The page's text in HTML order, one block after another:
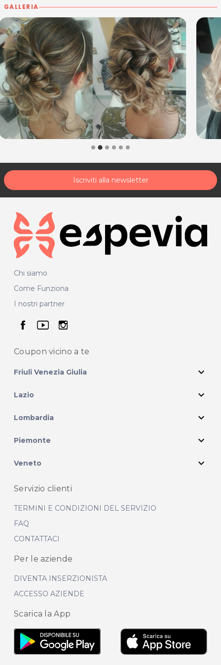
Martedì: 9.00 - 17.00
Mercoledì: 9.00 - 17.00
Giovedì: 13.00 - 21.00
Venerdì: 9.00 - 17.00
Sabato: 8.00 - 12.00
M PARRUCCHIERI
Via delle Grazie, 5
33170 Pordenone
Tel. 0434241510
P.IVA 01680430939
Per ulteriori informazioni sull'offerta o sulle modalità di
posta@espevia.it
GALLERIA
Iscriviti alla newsletter
Chi siamo
Come Funziona
I nostri partner
seguici su facebook
seguici su youtube
seguici su instagram
Coupon vicino a te
Friuli Venezia Giulia expand_more
Lazio expand_more
Lombardia expand_more
Piemonte expand_more
Veneto expand_more
Servizio clienti
TERMINI E CONDIZIONI DEL SERVIZIO
FAQ
CONTATTACI
Per le aziende
DIVENTA INSERZIONISTA
ACCESSO AZIENDE
Scarica la App